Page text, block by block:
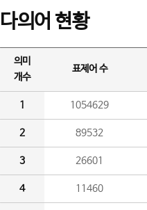
다의어 현황
의미
개수
표제어 수
1 1054629
2 89532
3 26601
4 11460